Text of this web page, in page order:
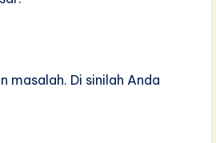
masalah. Di sinilah Anda